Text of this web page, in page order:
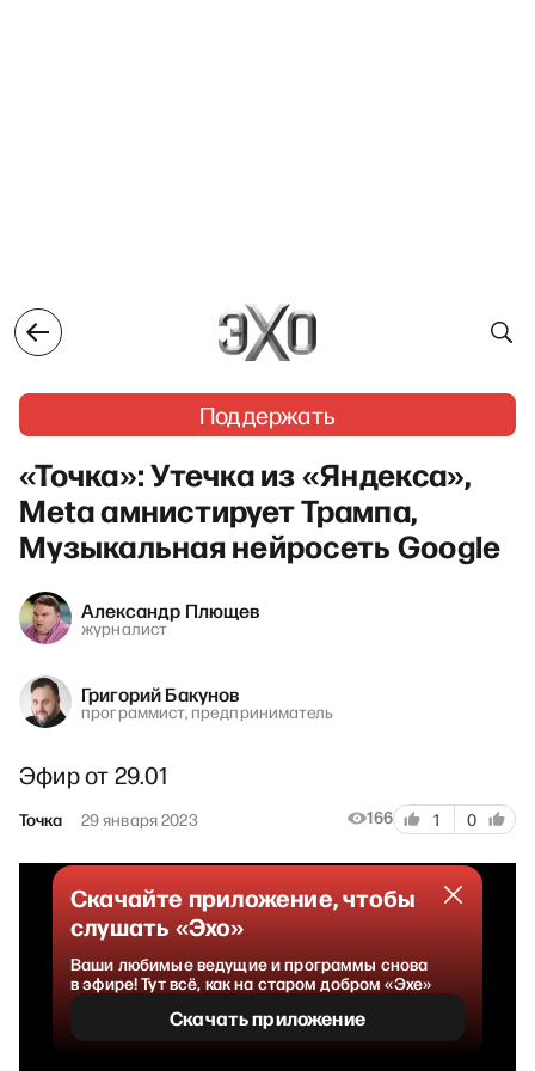
Поддержать
«Точка»: Утечка из «Яндекса»,
Meta амнистирует Трампа,
Музыкальная нейросеть Google
Александр Плющев
журналист
Григорий Бакунов
программист, предприниматель
Эфир от 29.01
Точка 29 января 2023 166 1 0
Скачайте приложение, чтобы
слушать «Эхо»
Ваши любимые ведущие и программы снова
в эфире! Тут всё, как на старом добром «Эхе»
Скачать приложение